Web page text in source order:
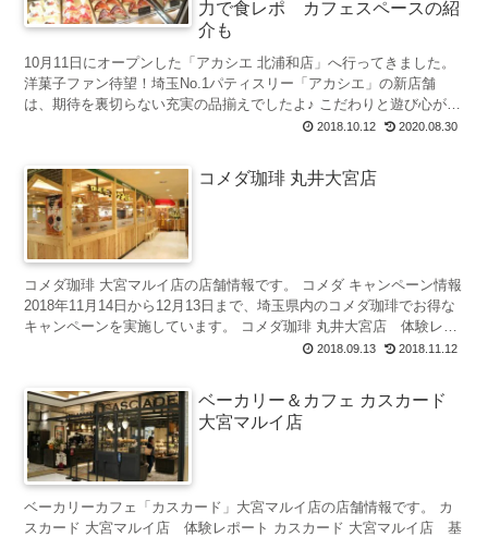
力で食レポ カフェスペースの紹
介も
10月11日にオープンした「アカシエ 北浦和店」へ行ってきました。
洋菓子ファン待望！埼玉No.1パティスリー「アカシエ」の新店舗
は、期待を裏切らない充実の品揃えでしたよ♪ こだわりと遊び心がみ
られる店内にも注目です。 祝 開店！オープ...2018.10.12 2020.08.30
コメダ珈琲 丸井大宮店
コメダ珈琲 大宮マルイ店の店舗情報です。 コメダ キャンペーン情報
2018年11月14日から12月13日まで、埼玉県内のコメダ珈琲でお得な
キャンペーンを実施しています。 コメダ珈琲 丸井大宮店 体験レポ
2018.09.13 2018.11.12
ベーカリー＆カフェ カスカード
大宮マルイ店
ベーカリーカフェ「カスカード」大宮マルイ店の店舗情報です。 カ
スカード 大宮マルイ店 体験レポート カスカード 大宮マルイ店 基